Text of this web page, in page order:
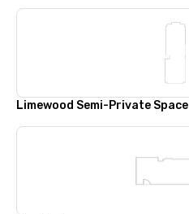
Limewood Semi-Private Space